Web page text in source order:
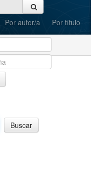
Por autor/a Por título